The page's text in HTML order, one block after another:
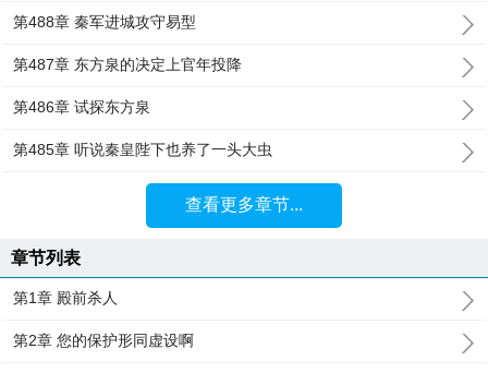
第488章 秦军进城攻守易型
第487章 东方泉的决定上官年投降
第486章 试探东方泉
第485章 听说秦皇陛下也养了一头大虫
查看更多章节...
章节列表
第1章 殿前杀人
第2章 您的保护形同虚设啊